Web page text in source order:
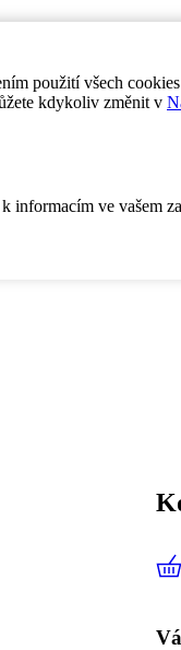
použití všech
kdykoliv změnit v
ve vašem